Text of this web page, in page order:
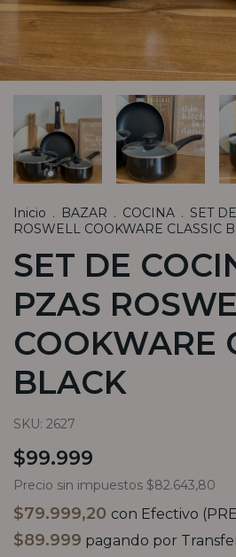
Inicio . BAZAR . COCINA . SET
ROSWELL COOKWARE CLASSIC
SET DE
PZAS
COOKWARE
BLACK
SKU: 2627
$99.999
Precio sin impuestos $82.643,80
$79.999,20 con Efectivo
$89.999 pagando por